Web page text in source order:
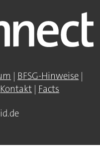
| BFSG-Hinweise |
Kontakt | Facts